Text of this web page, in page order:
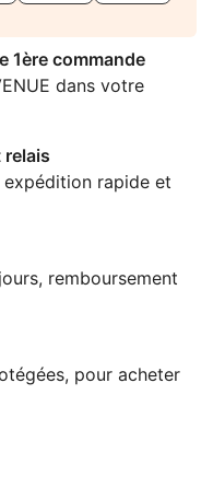
1ère commande
dans votre
rapide et
remboursement
pour acheter